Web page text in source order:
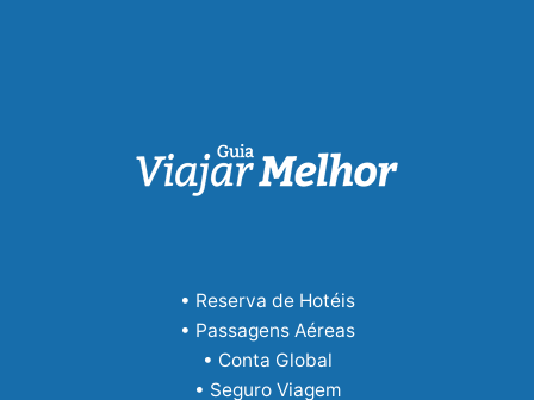
• Reserva de Hotéis
• Passagens Aéreas
• Conta Global
• Seguro Viagem